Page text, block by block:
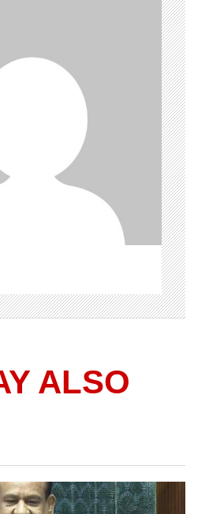
ALSO